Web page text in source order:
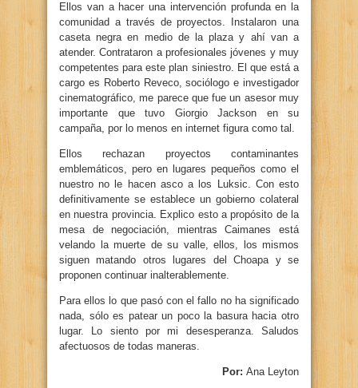
Ellos van a hacer una intervención profunda en la
comunidad a través de proyectos. Instalaron una
caseta negra en medio de la plaza y ahí van a
atender. Contrataron a profesionales jóvenes y muy
competentes para este plan siniestro. El que está a
cargo es Roberto Reveco, sociólogo e investigador
cinematográfico, me parece que fue un asesor muy
importante que tuvo Giorgio Jackson en su
campaña, por lo menos en internet figura como tal.
Ellos rechazan proyectos contaminantes
emblemáticos, pero en lugares pequeños como el
nuestro no le hacen asco a los Luksic. Con esto
definitivamente se establece un gobierno colateral
en nuestra provincia. Explico esto a propósito de la
mesa de negociación, mientras Caimanes está
velando la muerte de su valle, ellos, los mismos
siguen matando otros lugares del Choapa y se
proponen continuar inalterablemente.
Para ellos lo que pasó con el fallo no ha significado
nada, sólo es patear un poco la basura hacia otro
lugar. Lo siento por mi desesperanza. Saludos
afectuosos de todas maneras.
Por: Ana Leyton